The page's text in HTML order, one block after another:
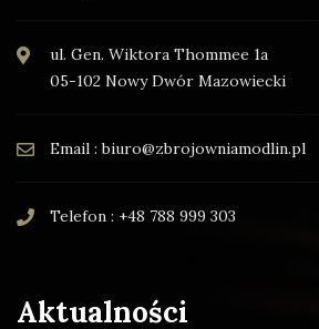
ul. Gen. Wiktora Thommee 1a
05-102 Nowy Dwór Mazowiecki
Email : biuro@zbrojowniamodlin.pl
Telefon : +48 788 999 303
Aktualności